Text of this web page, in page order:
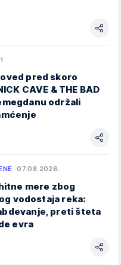
pred skoro
CAVE & THE BAD
održali
07.08.2026.
mere zbog
vodostaja reka:
preti šteta
evra